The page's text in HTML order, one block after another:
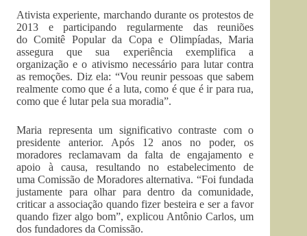
Ativista experiente, marchando durante os protestos de
2013 e participando regularmente das reuniões
do Comitê Popular da Copa e Olimpíadas, Maria
assegura que sua experiência exemplifica a
organização e o ativismo necessário para lutar contra
as remoções. Diz ela: “Vou reunir pessoas que sabem
realmente como que é a luta, como é que é ir para rua,
como que é lutar pela sua moradia”.
Maria representa um significativo contraste com o
presidente anterior. Após 12 anos no poder, os
moradores reclamavam da falta de engajamento e
apoio à causa, resultando no estabelecimento de
uma Comissão de Moradores alternativa. “Foi fundada
justamente para olhar para dentro da comunidade,
criticar a associação quando fizer besteira e ser a favor
quando fizer algo bom”, explicou Antônio Carlos, um
dos fundadores da Comissão.